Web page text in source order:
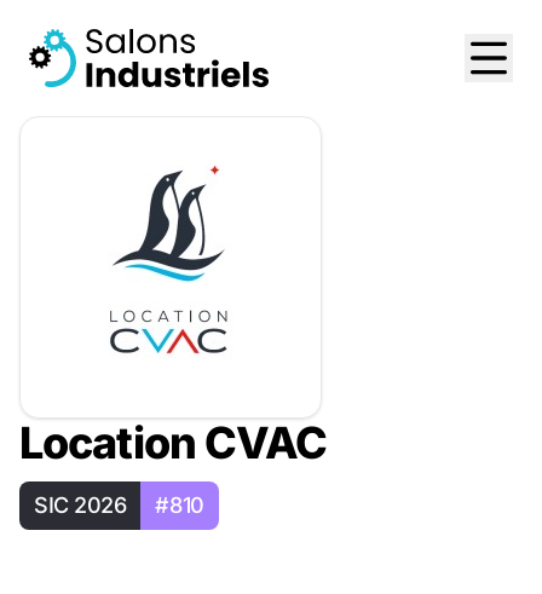
Location CVAC
SIC 2026 #810